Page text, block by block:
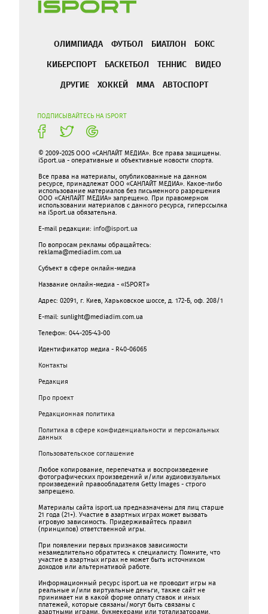
ОЛИМПИАДА ФУТБОЛ БИАТЛОН
БОКС
КИБЕРСПОРТ
БАСКЕТБОЛ ТЕННИС
ВИДЕО
ДРУГИЕ
ХОККЕЙ ММА АВТОСПОРТ
ПОДПИСЫВАЙТЕСЬ НА ISPORT
© 2009-2025 ООО «САНЛАЙТ МЕДИА». Все права защищены.
iSport.ua - оперативные и объективные новости спорта.
Все права на материалы, опубликованные на данном
ресурсе, принадлежат ООО «САНЛАЙТ МЕДИА». Какое-либо
использование материалов без письменного разрешения
ООО «САНЛАЙТ МЕДИА» запрещено. При правомерном
использовании материалов с данного ресурса, гиперссылка
на iSport.ua обязательна.
E-mail редакции: info@isport.ua
По вопросам рекламы обращайтесь:
reklama@mediadim.com.ua
Субъект в сфере онлайн-медиа
Название онлайн-медиа - «ISPORT»
Адрес: 02091, г. Киев, Харьковское шоссе, д. 172-Б, оф. 208/1
E-mail: sunlight@mediadim.com.ua
Телефон: 044-205-43-00
Идентификатор медиа - R40-06065
Контакты
Редакция
Про проект
Редакционная политика
Политика в сфере конфиденциальности и персональных
данных
Пользовательское соглашение
Любое копирование, перепечатка и воспроизведение
фотографических произведений и/или аудиовизуальных
произведений правообладателя Getty Images - строго
запрещено.
Материалы сайта isport.ua предназначены для лиц старше
21 года (21+). Участие в азартных играх может вызвать
игровую зависимость. Придерживайтесь правил
(принципов) ответственной игры.
При появлении первых признаков зависимости
незамедлительно обратитесь к специалисту. Помните, что
участие в азартных играх не может быть источником
доходов или альтернативой работе.
Информационный ресурс isport.ua не проводит игры на
реальные и/или виртуальные деньги, также сайт не
принимает ни в какой форме oплaту ставок и иных
платежей, которые связаны/могут быть связаны c
азартными игрaми, букмекерами или тотализаторами.